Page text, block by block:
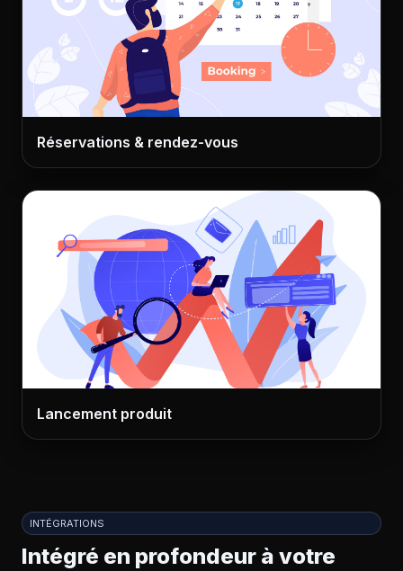
Réservations & rendez-vous
Lancement produit
INTÉGRATIONS
Intégré en profondeur à votre